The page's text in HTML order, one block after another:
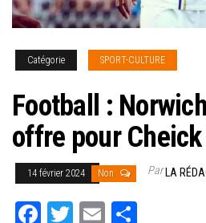
Catégorie SPORT-CULTURE
Football :
offre pour
14 février 2024 Non ParLA
Fa T
E